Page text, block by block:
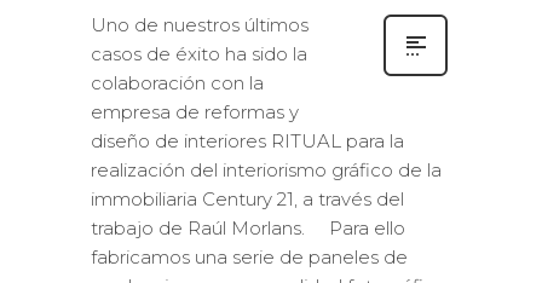
Uno de nuestros últimos
casos de éxito ha sido la
colaboración con la
empresa de reformas y
diseño de interiores RITUAL para la
realización del interiorismo gráfico de la
immobiliaria Century 21, a través del
trabajo de Raúl Morlans. Para ello
fabricamos una serie de paneles de